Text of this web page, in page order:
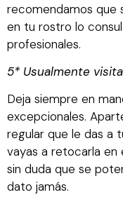
recomendamos que
en tu rostro lo
profesionales.
5* Usualmente
Deja siempre en
excepcionales.
regular que le das a
vayas a retocarla en
sin duda que se
dato jamás.